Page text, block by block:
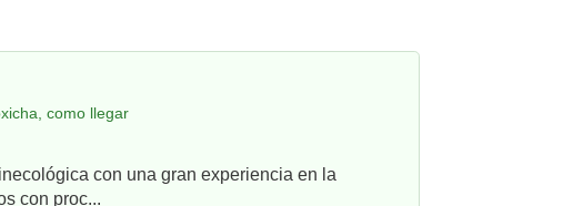
como llegar
con una gran experiencia en la
con proc...